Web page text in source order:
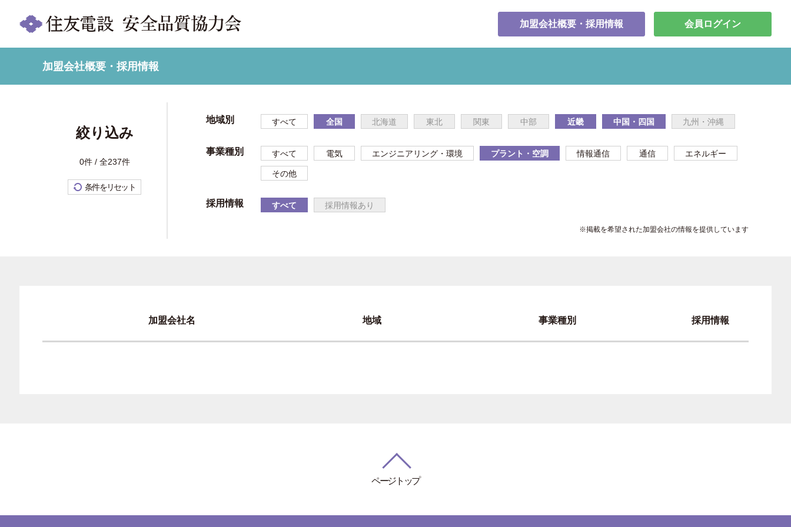
加盟会社概要・採用情報 会員ログイン
加盟会社概要・採用情報
絞り込み
0件 / 全237件
条件をリセット
地域別 すべて 全国 北海道 東北 関東 中部 近畿 中国・四国 九州・沖縄
事業種別 すべて 電気 エンジニアリング・環境 プラント・空調 情報通信 通信 エネルギー
その他
採用情報 すべて 採用情報あり
※掲載を希望された加盟会社の情報を提供しています
加盟会社名 地域 事業種別 採用情報
ページトップ